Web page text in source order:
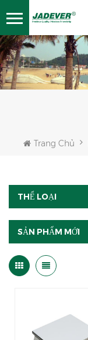
Trang Chủ
THỂ LOẠI
SẢN PHẨM MỚI